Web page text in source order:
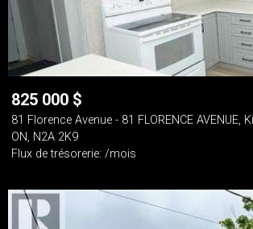
825 000 $
81 Florence Avenue - 81 FLORENCE AVENUE,
ON, N2A 2K9
Flux de trésorerie: /mois